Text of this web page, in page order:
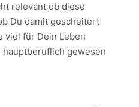
relevant ob diese
Du damit gescheitert
viel für Dein Leben
gewesen